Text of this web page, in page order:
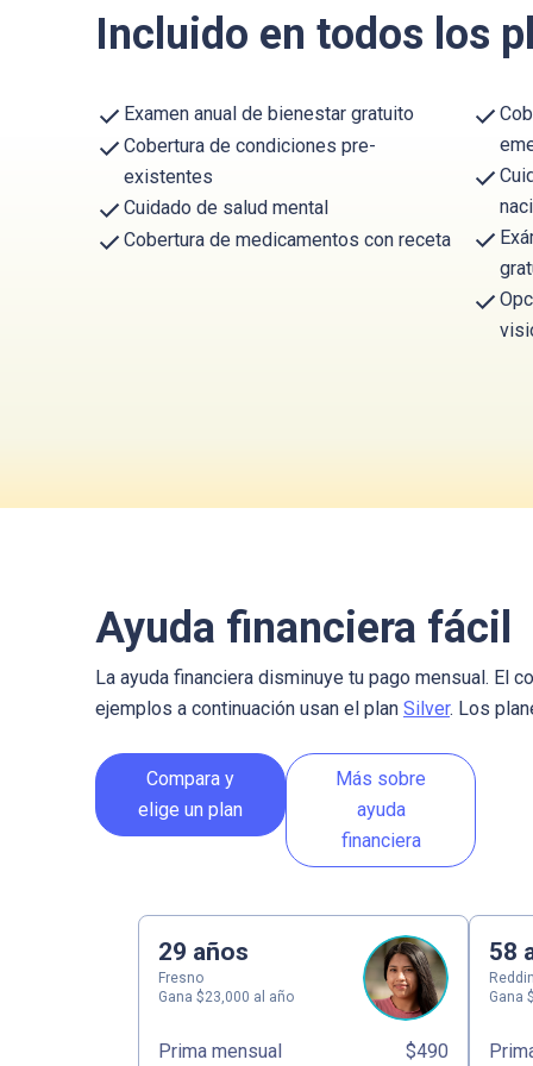
Incluido en todos los
Examen anual de bienestar gratuito
Cobertura de condiciones pre-
existentes
Cuidado de salud mental
Cobertura de medicamentos con receta
Ayuda financiera fácil
La ayuda financiera disminuye tu pago mensual. El
ejemplos a continuación usan el plan Silver. Los
Compara y
elige un plan
Más sobre
ayuda
financiera
29 años
Fresno
Gana $23,000 al año
Prima mensual
$490
58
Gana